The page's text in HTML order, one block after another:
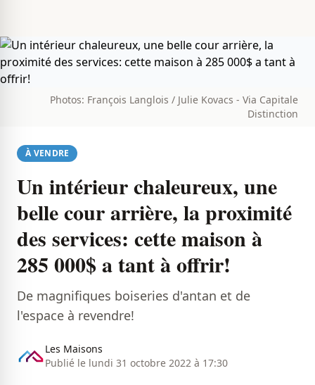
Photos: François Langlois / Julie Kovacs - Via Capitale
Distinction
À VENDRE
Un intérieur chaleureux, une
belle cour arrière, la proximité
des services: cette maison à
285 000$ a tant à offrir!
De magnifiques boiseries d'antan et de
l'espace à revendre!
Les Maisons
Publié le lundi 31 octobre 2022 à 17:30